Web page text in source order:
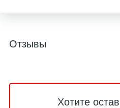
Отзывы
Хотите